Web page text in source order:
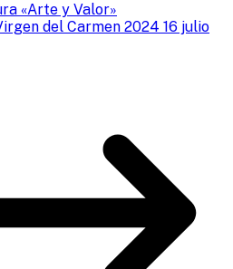
«Arte y Valor»
del Carmen 2024 16 julio